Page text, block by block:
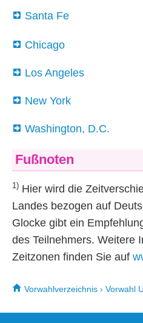
Santa Fe
Chicago
Los Angeles
New York
Washington, D.C.
Fußnoten
1) Hier wird die
Landes bezogen auf
Glocke gibt ein
des Teilnehmers. Weitere
Zeitzonen finden Sie auf
Vorwahlverzeichnis › Vorwahl